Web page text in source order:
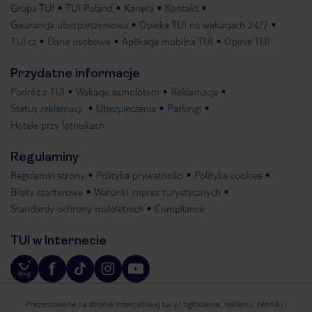
Grupa TUI TUI Poland Kariera
Kontakt
Gwarancja ubezpieczeniowa
Opieka TUI na wakacjach 24/7
TUI.cz
Dane osobowe Aplikacja mobilna TUI Opinie TUI
Przydatne informacje
Podróż z TUI Wakacje samolotem
Reklamacje
Status reklamacji
Ubezpieczenia
Parkingi
Hotele przy lotniskach
Regulaminy
Regulamin strony Polityka prywatności
Polityka cookies
Bilety czarterowe
Warunki imprez turystycznych
Standardy ochrony małoletnich
Compliance
TUI w Internecie
Prezentowane na stronie internetowej tui.pl ogłoszenia, reklamy, cenniki i